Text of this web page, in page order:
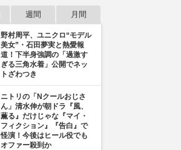
週間 月間
野村周平、ユニクロ“モデル
美女”・石田夢実と熱愛報
道！下半身強調の「過激す
ぎる三角水着」公開でネッ
トざわつき
ニトリの「Nクールおじさ
ん」清水伸が朝ドラ『風、
薫る』だけじゃな『マイ・
フィクション』『告白』で
怪演！今後はヒール役でも
オファー殺到か